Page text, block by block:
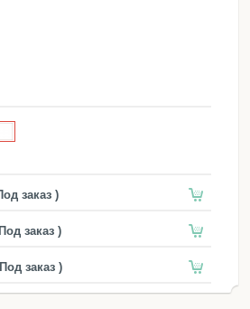
заказ )
заказ )
заказ )